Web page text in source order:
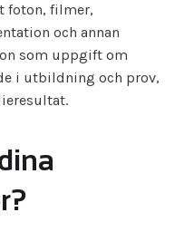
foton, filmer,
och annan
som uppgift om
i utbildning och prov,